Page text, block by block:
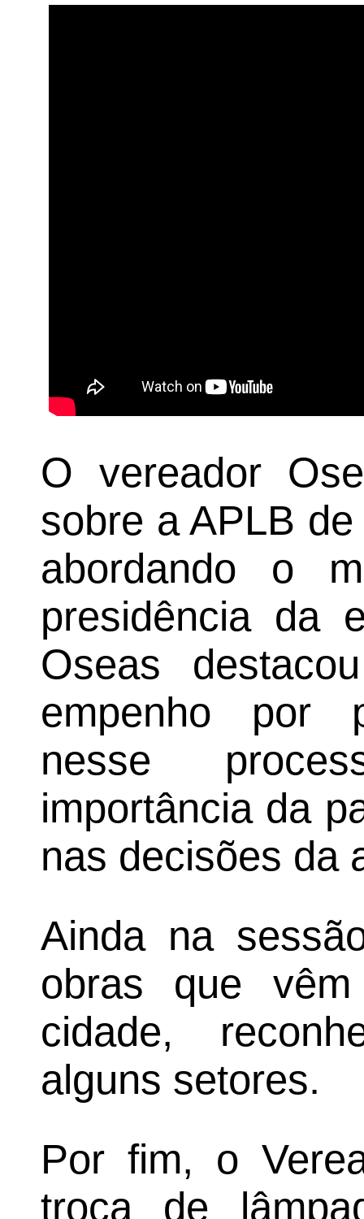
O vereador
sobre a APLB
abordando o
presidência da
Oseas
empenho por
nesse
importância da
nas decisões da
Ainda na
obras que
cidade,
alguns setores.
Por fim, o
troca de